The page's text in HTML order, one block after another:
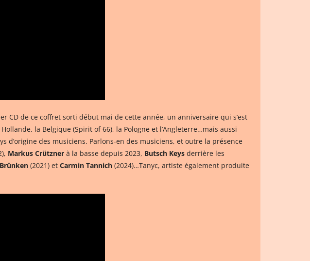
de ce coffret sorti début mai de cette année, un anniversaire qui s’est
la Belgique (Spirit of 66), la Pologne et l’Angleterre…mais aussi
d’origine des musiciens. Parlons-en des musiciens, et outre la présence
Markus Crützner à la basse depuis 2023, Butsch Keys derrière les
(2021) et Carmin Tannich (2024)…Tanyc, artiste également produite